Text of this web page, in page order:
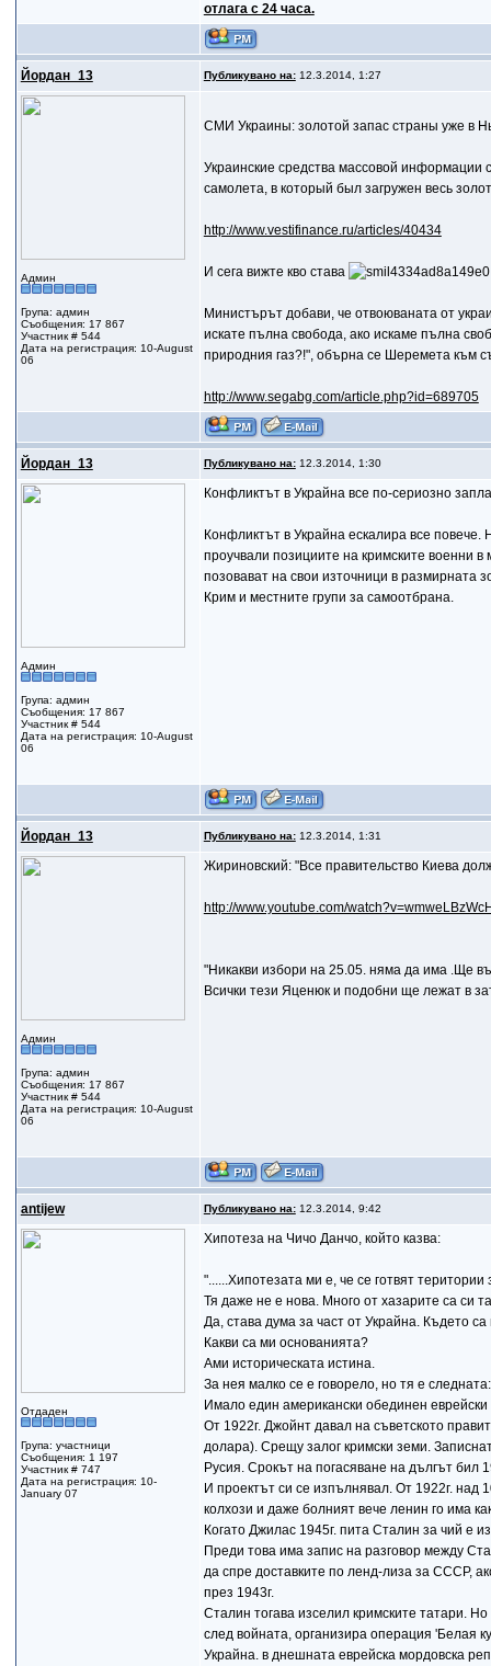
отлага с 24 часа.
Йордан_13 Публикувано на:12.3.2014, 1:27
Админ
Група: админ
Съобщения: 17 867
Участник # 544
Дата на регистрация: 10-August
06
СМИ Украины: золотой запас страны уже в
Украинские средства массовой информации
самолета, в который был загружен весь
http://www.vestifinance.ru/articles/40434
И сега вижте кво става
Министърът добави, че отвоюваната от
искате пълна свобода, ако искаме пълна
природния газ?!", обърна се Шеремета към
http://www.segabg.com/article.php?id=689705
Йордан_13 Публикувано на:12.3.2014, 1:30
Админ
Група: админ
Съобщения: 17 867
Участник # 544
Дата на регистрация: 10-August
06
Конфликтът в Украйна все по-сериозно
Конфликтът в Украйна ескалира все
проучвали позициите на кримските военни
позовават на свои източници в размирната
Крим и местните групи за самоотбрана.
Йордан_13 Публикувано на:12.3.2014, 1:31
Админ
Група: админ
Съобщения: 17 867
Участник # 544
Дата на регистрация: 10-August
06
Жириновский: "Все правительство Киева
http://www.youtube.com/
"Никакви избори на 25.05. няма да има .Ще
Всички тези Яценюк и подобни ще лежат в
antijew Публикувано на:12.3.2014, 9:42
Отдаден
Група: участници
Съобщения: 1 197
Участник # 747
Дата на регистрация: 10-
January 07
Хипотеза на Чичо Данчо, който казва:
"......Хипотезата ми е, че се готвят
Тя даже не е нова. Много от хазарите са си
Да, става дума за част от Украйна. Където
Какви са ми основанията?
Ами историческата истина.
За нея малко се е говорело, но тя е следната:
Имало един американски обединен
От 1922г. Джойнт давал на съветското
долара). Срещу залог кримски земи.
Русия. Срокът на погасяване на дългът бил
И проектът си се изпълнявал. От 1922г. над
колхози и даже болният вече ленин го има
Когато Джилас 1945г. пита Сталин за чий е
Преди това има запис на разговор между
да спре доставките по ленд-лиза за СССР,
през 1943г.
Сталин тогава изселил кримските татари.
след войната, организира операция 'Белая
Украйна. в днешната еврейска мордовска